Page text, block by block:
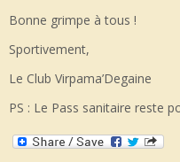
Bonne grimpe à tous !
Sportivement,
Le Club Virpama’Degaine
PS : Le Pass sanitaire reste